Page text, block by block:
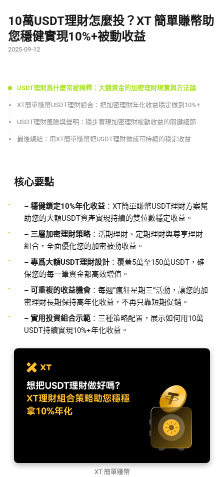
10萬USDT理財怎麼投？XT 簡單賺幣助
您穩健實現10%+被動收益
2025-09-12
USDT理財爲什麼常被稀釋：大額資金的加密理財現實與方法論
XT簡單賺幣USDT理財組合：把加密理財年化收益穩定做到10%+
USDT理財風險與聲明：穩步實現加密理財被動收益的關鍵細節
最後總結：用XT簡單賺幣把USDT理財做成可持續的穩定收益
核心要點
– 穩健鎖定10%年化收益 ：XT簡單賺幣USDT理財方案幫
助您的大額USDT資產實現持續的雙位數穩定收益。
– 三層加密理財策略：活期理財、定期理財與尊享理財
組合，全面優化您的加密被動收益。
– 專爲大額USDT理財設計 ：覆蓋5萬至150萬USDT，確
保您的每一筆資金都高效增值。
– 可重複的收益機會：每週“瘋狂星期三”活動，讓您的加
密理財長期保持高年化收益，不再只靠短期促銷。
– 實用投資組合示範 ：三種策略配置，展示如何用10萬
USDT持續實現10%+年化收益。
XT 簡單賺幣